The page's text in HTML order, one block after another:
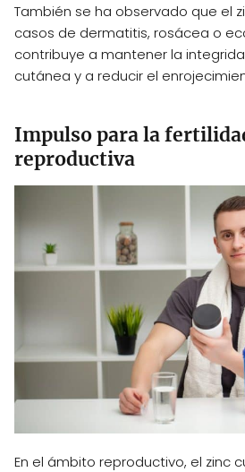
También se ha observado que el
casos de dermatitis, rosácea o
contribuye a mantener la
cutánea y a reducir el
Impulso para la
reproductiva
En el ámbito reproductivo, el zinc